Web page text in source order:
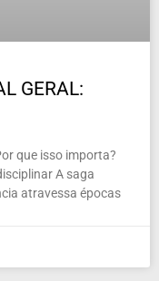
GERAL:
que isso importa?
A saga
atravessa épocas